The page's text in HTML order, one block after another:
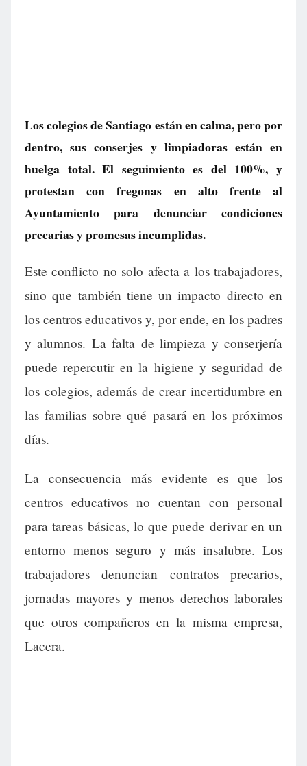
Los colegios de Santiago están en calma, pero por
dentro, sus conserjes y limpiadoras están en
huelga total. El seguimiento es del 100%, y
protestan con fregonas en alto frente al
Ayuntamiento para denunciar condiciones
precarias y promesas incumplidas.
Este conflicto no solo afecta a los trabajadores,
sino que también tiene un impacto directo en
los centros educativos y, por ende, en los padres
y alumnos. La falta de limpieza y conserjería
puede repercutir en la higiene y seguridad de
los colegios, además de crear incertidumbre en
las familias sobre qué pasará en los próximos
días.
La consecuencia más evidente es que los
centros educativos no cuentan con personal
para tareas básicas, lo que puede derivar en un
entorno menos seguro y más insalubre. Los
trabajadores denuncian contratos precarios,
jornadas mayores y menos derechos laborales
que otros compañeros en la misma empresa,
Lacera.